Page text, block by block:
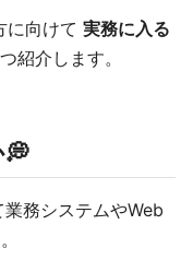
に向けて 実務に入る
紹介します。
業務システムやWeb